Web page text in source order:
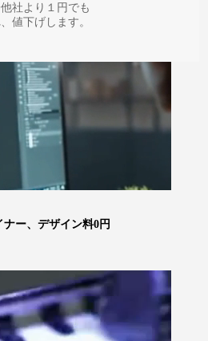
社より１円でも
値下げします。
ナー、デザイン料0円